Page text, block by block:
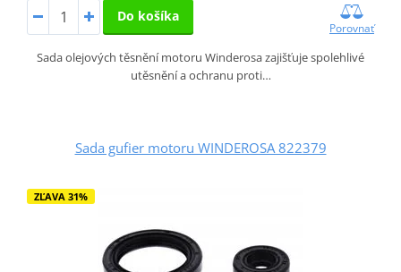
Do košíka
Porovnať
Sada olejových těsnění motoru Winderosa zajišťuje spolehlivé
utěsnění a ochranu proti…
Sada gufier motoru WINDEROSA 822379
ZĽAVA 31%